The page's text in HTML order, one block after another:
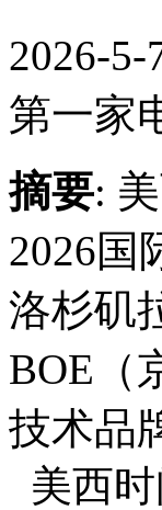
2026-5-
第一家
摘要:
2026国
洛杉矶
BOE（
技术品
美西